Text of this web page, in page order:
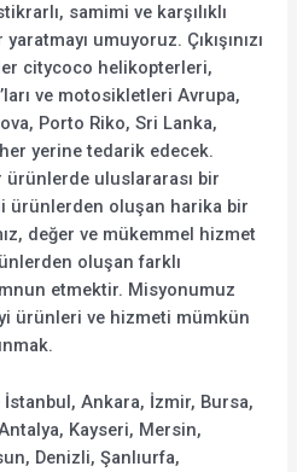
samimi ve karşılıklı
umuyoruz. Çıkışınızı
citycoco helikopterleri,
ve motosikletleri Avrupa,
Porto Riko, Sri Lanka,
yerine tedarik edecek.
ürünlerde uluslararası bir
ürünlerden oluşan harika bir
değer ve mükemmel hizmet
oluşan farklı
etmektir. Misyonumuz
ürünleri ve hizmeti mümkün
Ankara, İzmir, Bursa,
Kayseri, Mersin,
Denizli, Şanlıurfa,